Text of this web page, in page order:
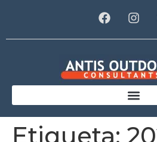
Etiqueta: